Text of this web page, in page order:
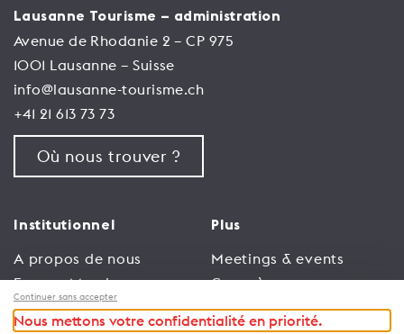
Lausanne Tourisme – administration
Avenue de Rhodanie 2 – CP 975
1001 Lausanne – Suisse
info@lausanne-tourisme.ch
+41 21 613 73 73
Où nous trouver ?
Institutionnel
A propos de nous
Espace Membres
Emploi
Plus
Meetings & events
Congrès
Trade
Continuer sans accepter
Nous mettons votre confidentialité en priorité.